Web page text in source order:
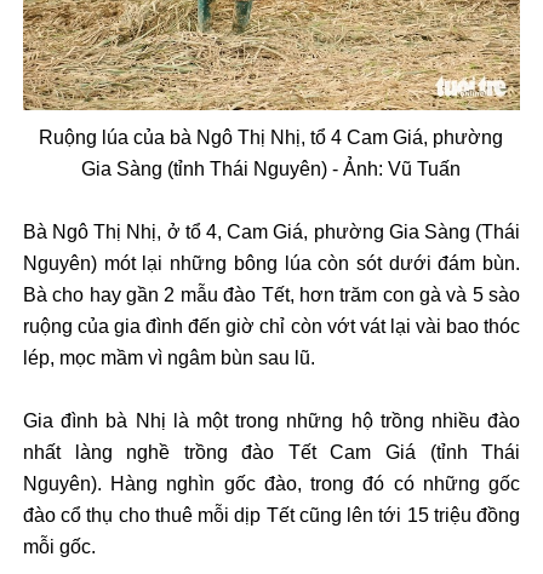
Ruộng l úa của bà Ngô Thị Nhị, tổ 4 Cam Giá, phường
Gia Sàng (tỉnh Thái Nguyên) -Ảnh:Vũ Tuấn
Bà Ngô Thị Nhị, ở tổ 4, Cam Giá, phường Gia Sàng (Thái
Nguyên) mót lại những bông lúa còn sót dướiđám bùn.
Bà cho hay gần 2 mẫuđào Tết, hơn trăm con gà và 5 sào
ruộng của giađìnhđến giờ chỉ còn vớt vát l ại vài bao thóc
lép, mọc mầm vì ngâm bùn sau l ũ.
Gia đình bà Nhị l à một trong những hộ trồng nhiềuđào
nhất l àng nghề trồngđào Tết Cam Giá (tỉnh Thái
Nguyên). Hàng nghìn gốc đào, trongđó có những gốc
đào cổ thụ cho thuê mỗi dịp Tết cũng lên tới 15 triệuđồng
mỗi gốc.